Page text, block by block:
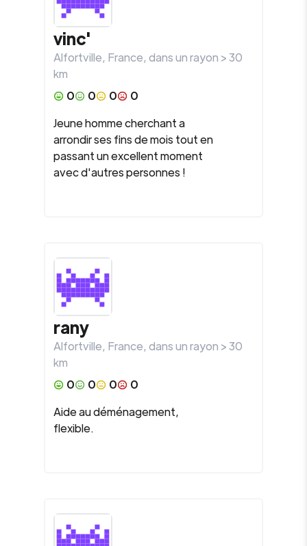
vinc'
Alfortville, France, dans un rayon >30
km
0
0 0
0
Jeune homme cherchant a
arrondir ses fins de mois tout en
passant un excellent moment
avec d'autres personnes !
rany
Alfortville, France, dans un rayon >30
km
0
0 0
0
Aide au déménagement,
flexible.